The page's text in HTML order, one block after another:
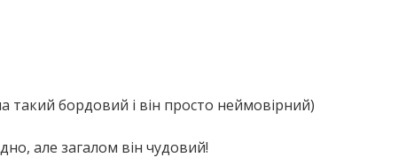
бордовий і він просто неймовірний)
але загалом він чудовий!